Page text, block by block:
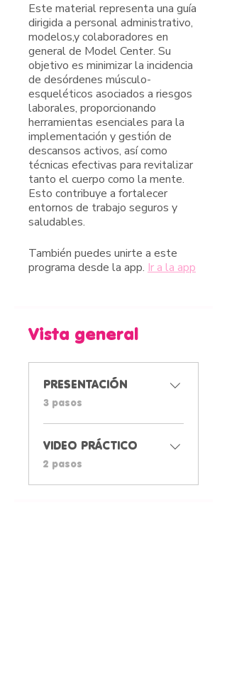
Este material representa una guía
dirigida a personal administrativo,
modelos,y colaboradores en
general de Model Center. Su
objetivo es minimizar la incidencia
de desórdenes músculo-
esqueléticos asociados a riesgos
laborales, proporcionando
herramientas esenciales para la
implementación y gestión de
descansos activos, así como
técnicas efectivas para revitalizar
tanto el cuerpo como la mente.
Esto contribuye a fortalecer
entornos de trabajo seguros y
saludables.
También puedes unirte a este
programa desde la app. Ir a la app
Vista general
PRESENTACIÓN
.
3 pasos
VIDEO PRÁCTICO
.
2 pasos